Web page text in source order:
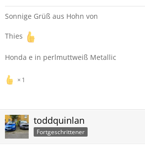
Sonnige Grüß aus Hohn von
Thies
Honda e in perlmuttweiß Metallic
1
toddquinlan
Fortgeschrittener